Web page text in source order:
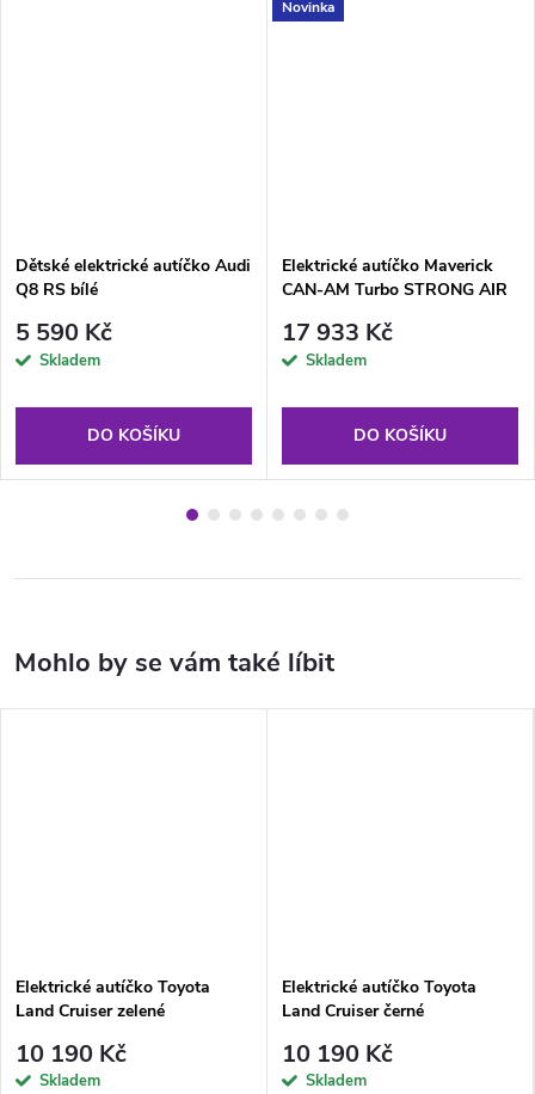
Dětské elektrické autíčko Audi
Q8 RS bílé
5 590 Kč
Skladem
DO KOŠÍKU
Novinka
Elektrické autíčko Maverick
CAN-AM Turbo STRONG AIR
17 933 Kč
Skladem
DO KOŠÍKU
Elektrické autíčko Toyota
Land Cruiser zelené
10 190 Kč
Skladem
Elektrické autíčko Toyota
Land Cruiser černé
10 190 Kč
Skladem